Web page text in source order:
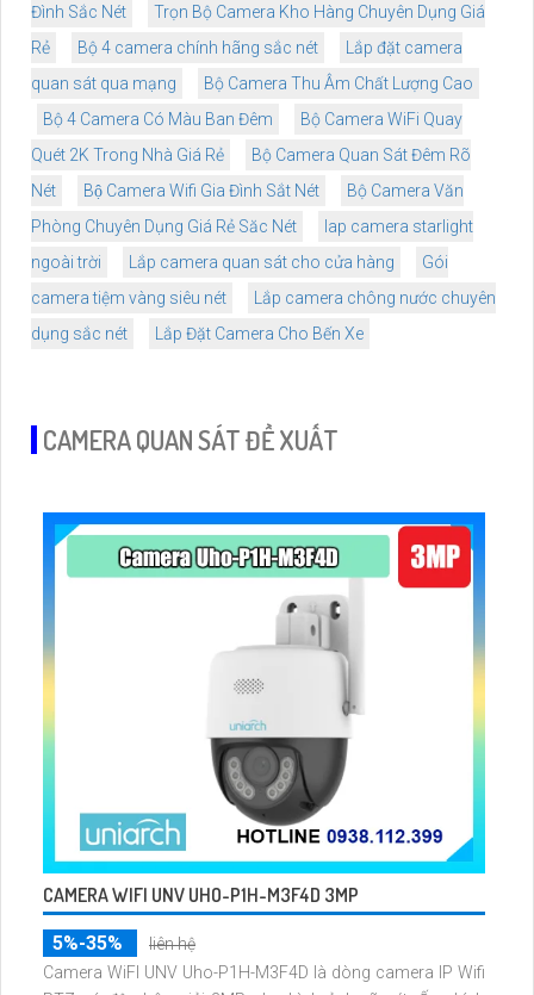
Đình Sắc Nét
Trọn Bộ Camera Kho Hàng Chuyên Dụng Giá
Rẻ
Bộ 4 camera chính hãng sắc nét
Lắp đặt camera
quan sát qua mạng
Bộ Camera Thu Âm Chất Lượng Cao
Bộ 4 Camera Có Màu Ban Đêm
Bộ Camera WiFi Quay
Quét 2K Trong Nhà Giá Rẻ
Bộ Camera Quan Sát Đêm Rõ
Nét
Bộ Camera Wifi Gia Đình Sắt Nét
Bộ Camera Văn
Phòng Chuyên Dụng Giá Rẻ Săc Nét
lap camera starlight
ngoài trời
Lắp camera quan sát cho cửa hàng
Gói
camera tiệm vàng siêu nét
Lắp camera chông nước chuyên
dụng sắc nét
Lắp Đặt Camera Cho Bến Xe
CAMERA QUAN SÁT ĐỀ XUẤT
CAMERA WIFI UNV UHO-P1H-M3F4D 3MP
5%-35%
liên hệ
Camera WiFI UNV Uho-P1H-M3F4D là dòng camera IP Wifi